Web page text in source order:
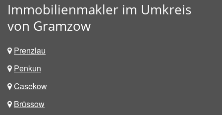
Immobilienmakler im Umkreis
von Gramzow
Prenzlau
Penkun
Casekow
Brüssow